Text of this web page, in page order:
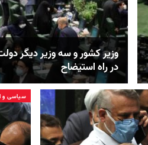
وزیر کشور و سه وزیر دیگر
در راه استیضاح
سیاسی و